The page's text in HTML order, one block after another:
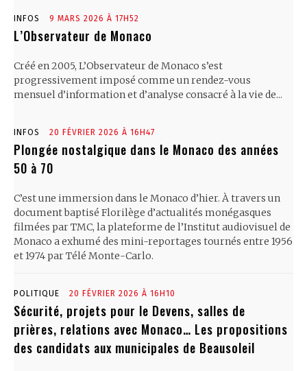
INFOS 9 MARS 2026 À 17H52
L’Observateur de Monaco
Créé en 2005, L’Observateur de Monaco s’est
progressivement imposé comme un rendez-vous
mensuel d’information et d’analyse consacré à la vie de...
INFOS 20 FÉVRIER 2026 À 16H47
Plongée nostalgique dans le Monaco des années
50 à 70
C’est une immersion dans le Monaco d’hier. À travers un
document baptisé Florilège d’actualités monégasques
filmées par TMC, la plateforme de l’Institut audiovisuel de
Monaco a exhumé des mini-reportages tournés entre 1956
et 1974 par Télé Monte-Carlo.
POLITIQUE 20 FÉVRIER 2026 À 16H10
Sécurité, projets pour le Devens, salles de
prières, relations avec Monaco… Les propositions
des candidats aux municipales de Beausoleil